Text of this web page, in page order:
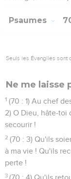
Psaumes
Seuls les Évangiles sont
Ne me laisse
1 (70 : 1) Au chef
2) O Dieu, hâte-toi
secourir !
2 (70 : 3) Qu'ils
à ma vie ! Qu'ils
perte !
3 (70 : 4) Qu'ils